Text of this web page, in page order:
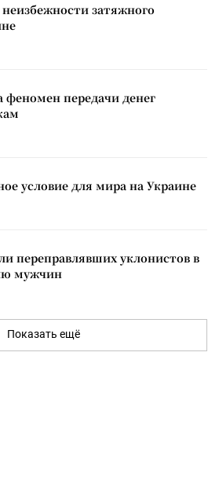
затяжного
феномен передачи денег
условие для мира на Украине
переправлявших уклонистов в
мужчин
Показать ещё